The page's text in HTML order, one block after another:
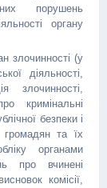
порушень
органу
злочинності (у
діяльності,
злочинності,
кримінальні
безпеки і
громадян та їх
органами
про вчинені
комісії,